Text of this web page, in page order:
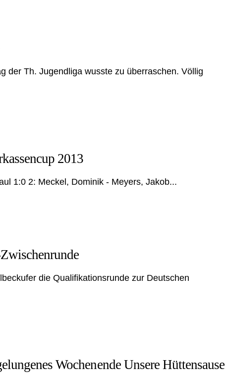
der Th. Jugendliga wusste zu überraschen. Völlig
2013
1:0 2: Meckel, Dominik - Meyers, Jakob...
die Qualifikationsrunde zur Deutschen
Wochenende Unsere Hüttensause